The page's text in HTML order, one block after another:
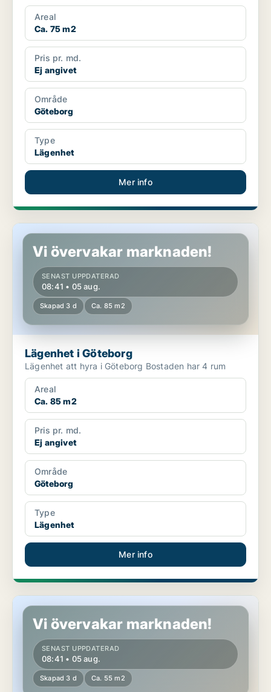
Areal
Ca. 75 m2
Pris pr. md.
Ej angivet
Område
Göteborg
Type
Lägenhet
Mer info
Lägenhet i Göteborg
Vi övervakar marknaden!
SENAST UPPDATERAD
08:41 • 05 aug.
Skapad 3 d Ca. 85 m2
Lägenhet i Göteborg
Lägenhet att hyra i Göteborg Bostaden har 4 rum
Areal
Ca. 85 m2
Pris pr. md.
Ej angivet
Område
Göteborg
Type
Lägenhet
Mer info
Lägenhet i Göteborg
Vi övervakar marknaden!
SENAST UPPDATERAD
08:41 • 05 aug.
Skapad 3 d Ca. 55 m2